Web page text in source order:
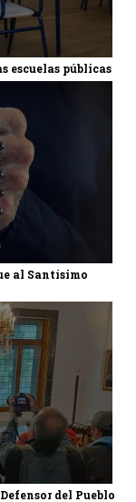
escuelas públicas
al Santísimo
del Pueblo